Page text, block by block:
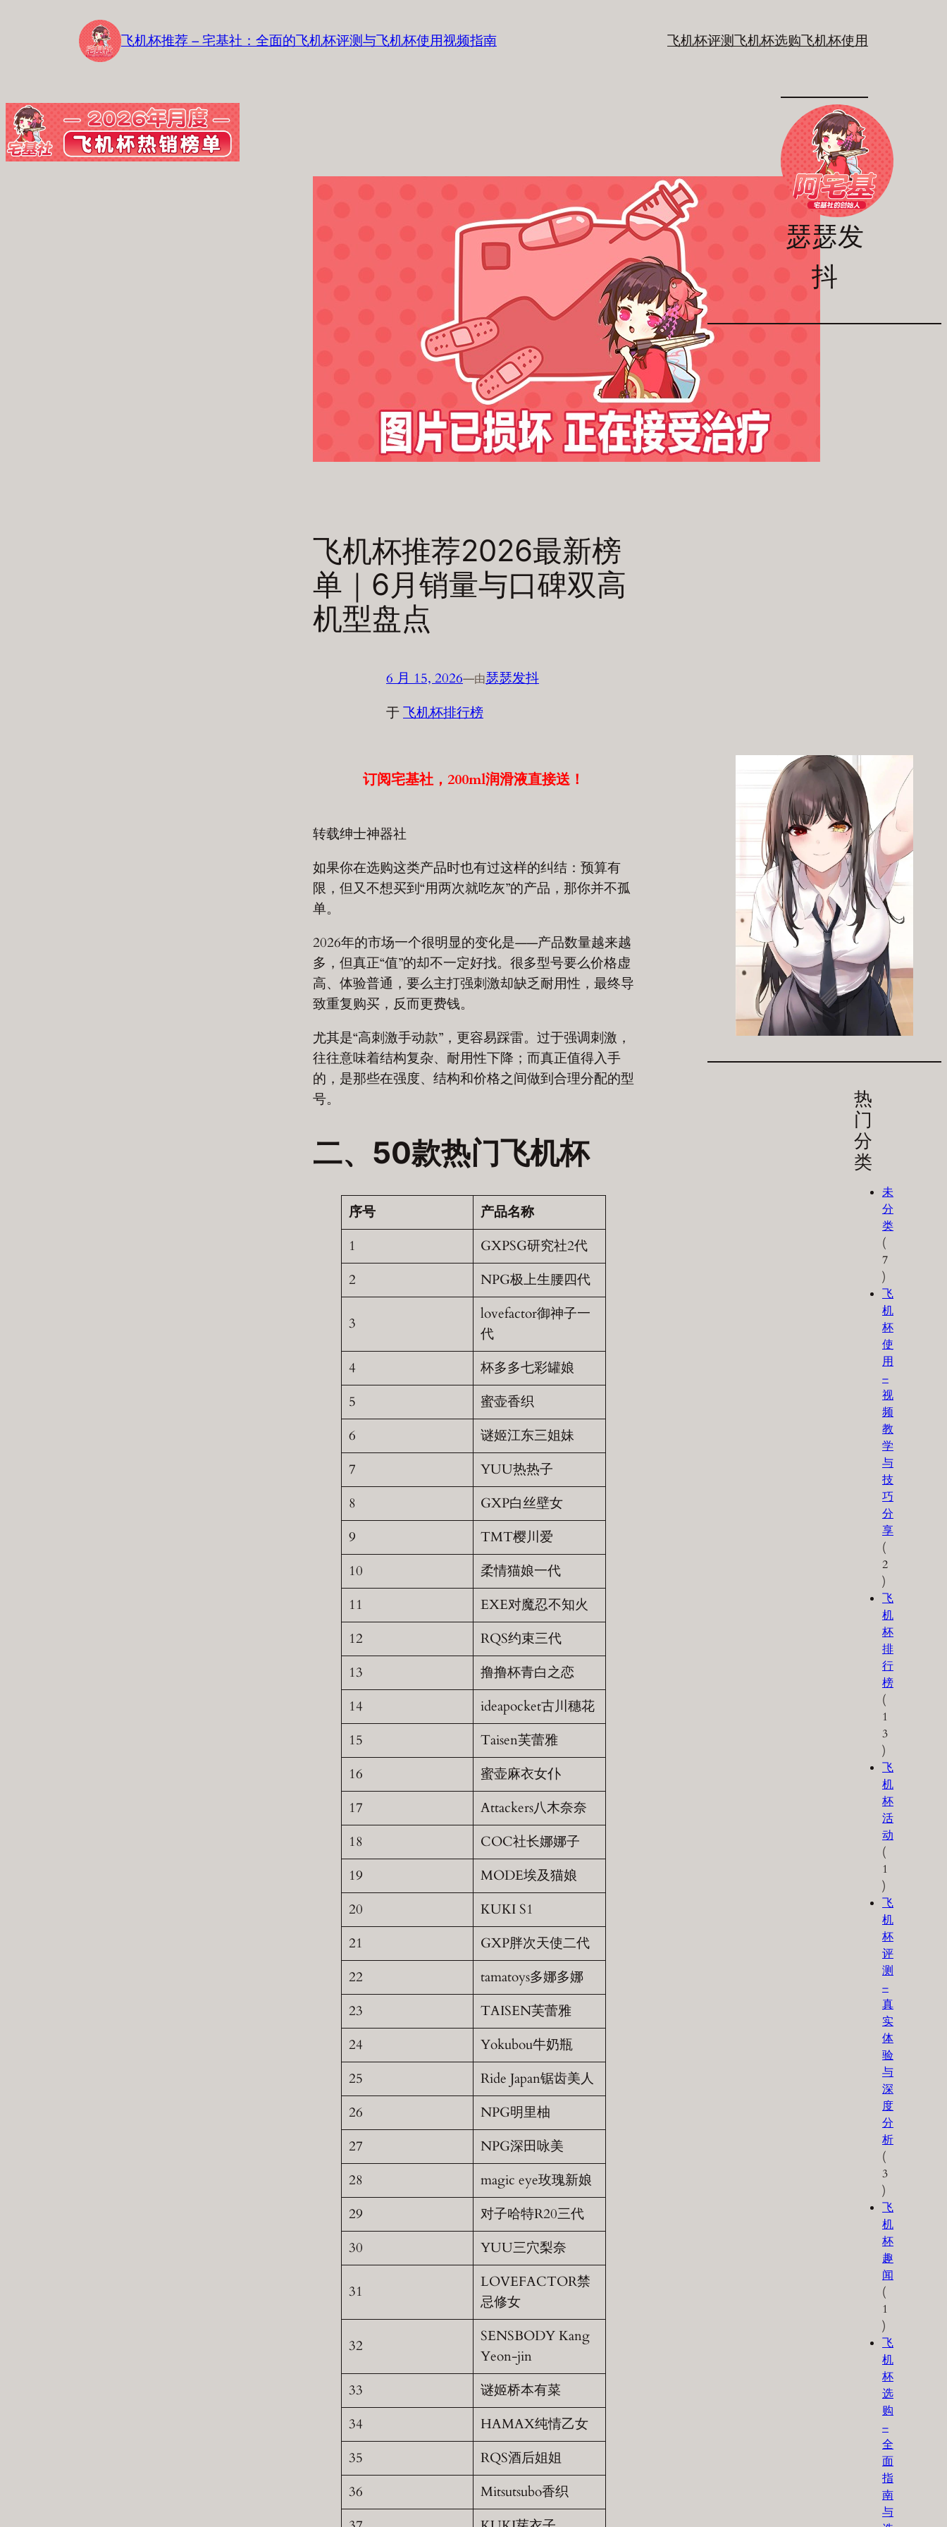
飞机杯推荐 – 宅基社：全面的飞机杯评测与飞机杯使用视频指南 飞机杯评测飞机杯选购飞机杯使用
飞机杯推荐2026最新榜
单｜6月销量与口碑双高
机型盘点
6 月 15, 2026—由瑟瑟发抖
于飞机杯排行榜
订阅宅基社，200ml润滑液直接送！
转载绅士神器社
如果你在选购这类产品时也有过这样的纠结：预算有
限，但又不想买到“用两次就吃灰”的产品，那你并不孤
单。
2026年的市场一个很明显的变化是——产品数量越来越
多，但真正“值”的却不一定好找。很多型号要么价格虚
高、体验普通，要么主打强刺激却缺乏耐用性，最终导
致重复购买，反而更费钱。
尤其是“高刺激手动款”，更容易踩雷。过于强调刺激，
往往意味着结构复杂、耐用性下降；而真正值得入手
的，是那些在强度、结构和价格之间做到合理分配的型
号。
二、50款热门飞机杯
序号
产品名称
1
GXPSG研究社2代
2
NPG极上生腰四代
3
lovefactor御神子一
代
4
杯多多七彩罐娘
5
蜜壶香织
6
谜姬江东三姐妹
7
YUU热热子
8
GXP白丝壁女
9
TMT樱川爱
10
柔情猫娘一代
11
EXE对魔忍不知火
12
RQS约束三代
13
撸撸杯青白之恋
14
ideapocket古川穗花
15
Taisen芙蕾雅
16
蜜壶麻衣女仆
17
Attackers八木奈奈
18
COC社长娜娜子
19
MODE埃及猫娘
20
KUKI S1
21
GXP胖次天使二代
22
tamatoys多娜多娜
23
TAISEN芙蕾雅
24
Yokubou牛奶瓶
25
Ride Japan锯齿美人
26
NPG明里柚
27
NPG深田咏美
28
magic eye玫瑰新娘
29
对子哈特R20三代
30
YUU三穴梨奈
31
LOVEFACTOR禁
忌修女
32
SENSBODY Kang
Yeon-jin
33
谜姬桥本有菜
34
HAMAX纯情乙女
35
RQS酒后姐姐
36
Mitsutsubo香织
瑟瑟发
抖
热
门
分
类
未
分
类
(
7
)
飞
机
杯
使
用
–
视
频
教
学
与
技
巧
分
享
(
2
)
飞
机
杯
排
行
榜
(
1
3
)
飞
机
杯
活
动
(
1
)
飞
机
杯
评
测
–
真
实
体
验
与
深
度
分
析
(
3
)
飞
机
杯
趣
闻
(
1
)
飞
机
杯
选
购
–
全
面
指
南
与